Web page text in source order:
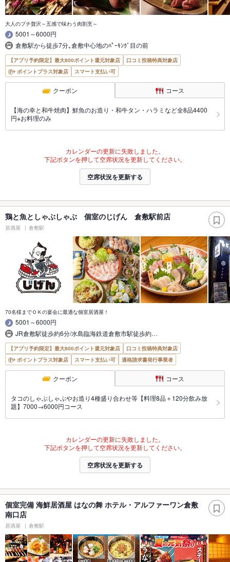
大人のプチ贅沢～五感で味わう肉割烹～
5001～6000円
倉敷駅から徒歩7分｡倉敷中心地のﾊﾟｰｷﾝｸﾞ目の前
【アプリ予約限定】最大800ポイント還元対象店
口コミ投稿特典対象店
ポイントプラス対象店
スマート支払い可
クーポン コース
【海の幸と和牛焼肉】鮮魚のお造り・和牛タン・ハラミなど全8品4400
円※お料理のみ
カレンダーの更新に失敗しました。
下記ボタンを押して空席状況を更新してください。
空席状況を更新する
鶏と魚としゃぶしゃぶ 個室のじげん 倉敷駅前店
居酒屋 倉敷駅
70名様までＯＫの宴会に最適な個室居酒屋！
5001～6000円
JR倉敷駅徒歩約6分/水島臨海鉄道倉敷市駅徒歩約…
【アプリ予約限定】最大800ポイント還元対象店
口コミ投稿特典対象店
ポイントプラス対象店
スマート支払い可 適格請求書発行事業者
クーポン コース
タコのしゃぶしゃぶやお造り4種盛り合わせ等【料理8品＋120分飲み放
題】7000→6000円コース
カレンダーの更新に失敗しました。
下記ボタンを押して空席状況を更新してください。
空席状況を更新する
個室完備 海鮮居酒屋 はなの舞 ホテル・アルファーワン倉敷
南口店
居酒屋 倉敷駅